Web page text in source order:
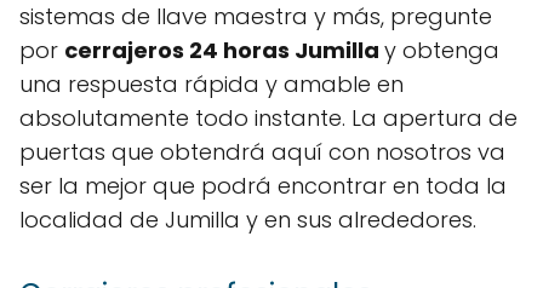
sistemas de llave maestra y más, pregunte
por cerrajeros 24 horas Jumilla y obtenga
una respuesta rápida y amable en
absolutamente todo instante. La apertura de
puertas que obtendrá aquí con nosotros va
ser la mejor que podrá encontrar en toda la
localidad de Jumilla y en sus alrededores.